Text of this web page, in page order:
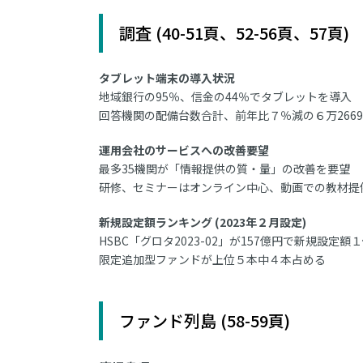
調査 (40-51頁、52-56頁、57頁)
タブレット端末の導入状況
地域銀行の95％、信金の44％でタブレットを導入
回答機関の配備台数合計、前年比７％減の６万
運用会社のサービスへの改善要望
最多35機関が「情報提供の質・量」の改善を要望
研修、セミナーはオンライン中心、動画での教材提
新規設定額ランキング (2023年２月設定)
HSBC「グロタ2023-02」が157億円で新規設定額
限定追加型ファンドが上位５本中４本占める
ファンド列島 (58-59頁)